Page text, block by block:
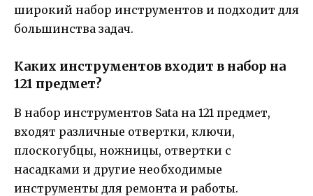
широкий набор инструментов и подходит для
большинства задач.
Каких инструментов входит в набор на
121 предмет?
В набор инструментов Sata на 121 предмет,
входят различные отвертки, ключи,
плоскогубцы, ножницы, отвертки с
насадками и другие необходимые
инструменты для ремонта и работы.